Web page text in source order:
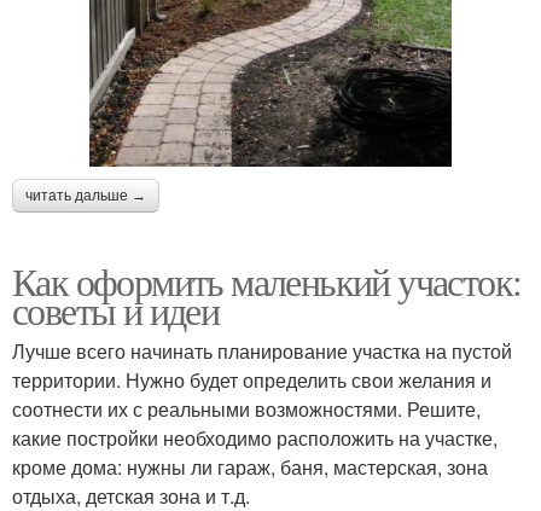
читать дальше →
Как оформить маленький участок:
советы и идеи
Лучше всего начинать планирование участка на пустой
территории. Нужно будет определить свои желания и
соотнести их с реальными возможностями. Решите,
какие постройки необходимо расположить на участке,
кроме дома: нужны ли гараж, баня, мастерская, зона
отдыха, детская зона и т.д.